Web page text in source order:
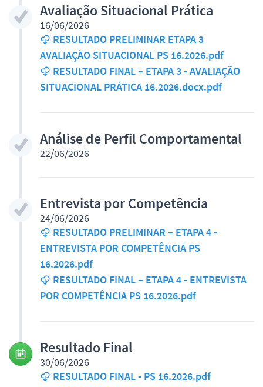
Avaliação Situacional Prática
16/06/2026
RESULTADO PRELIMINAR ETAPA 3
AVALIAÇÃO SITUACIONAL PS 16.2026.pdf
RESULTADO FINAL – ETAPA 3 - AVALIAÇÃO
SITUACIONAL PRÁTICA 16.2026.docx.pdf
Análise de Perfil Comportamental
22/06/2026
Entrevista por Competência
24/06/2026
RESULTADO PRELIMINAR – ETAPA 4 -
ENTREVISTA POR COMPETÊNCIA PS
16.2026.pdf
RESULTADO FINAL – ETAPA 4 - ENTREVISTA
POR COMPETÊNCIA PS 16.2026.pdf
Resultado Final
30/06/2026
RESULTADO FINAL - PS 16.2026.pdf